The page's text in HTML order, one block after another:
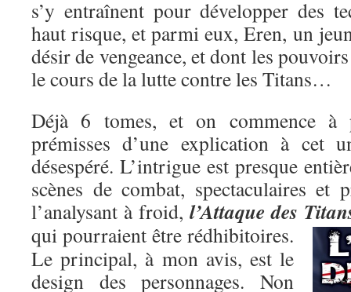
s’y entraînent pour développer des
haut risque, et parmi eux, Eren, un
désir de vengeance, et dont les
le cours de la lutte contre les Titans…
Déjà 6 tomes, et on commence à
prémisses d’une explication à cet
désespéré. L’intrigue est presque
scènes de combat, spectaculaires et
l’analysant à froid, l’Attaque des
qui pourraient être rédhibitoires.
Le principal, à mon avis, est le
design des personnages. Non